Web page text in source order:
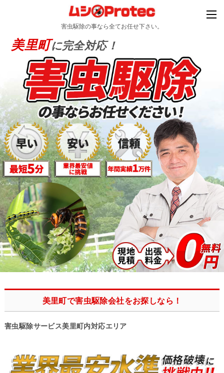
害虫駆除の事なら全てお任せ下さい。
美里町に完全対応！
美里町で害虫駆除会社をお探しなら！
害虫駆除サービス美里町内対応エリア